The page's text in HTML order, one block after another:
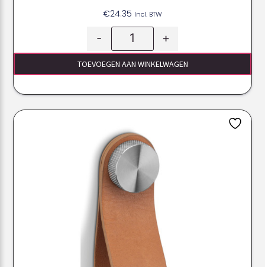
€24.35 Incl. BTW
- +
TOEVOEGEN AAN WINKELWAGEN